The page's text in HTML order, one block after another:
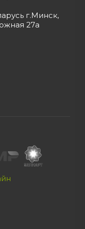
г.Минск,
27а